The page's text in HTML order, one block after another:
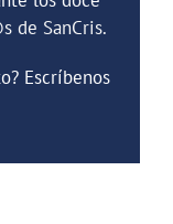
de SanCris.
Escríbenos